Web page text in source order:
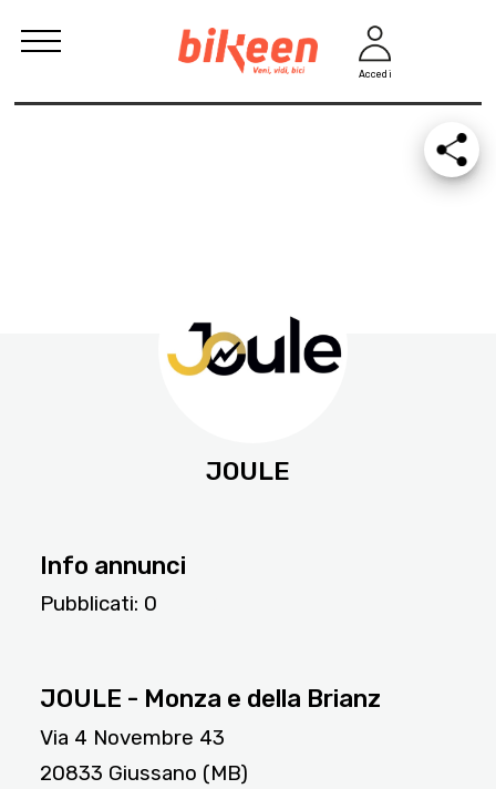
Accedi
JOULE
Info annunci
Pubblicati: 0
JOULE - Monza e della Brianz
Via 4 Novembre 43
20833 Giussano (MB)